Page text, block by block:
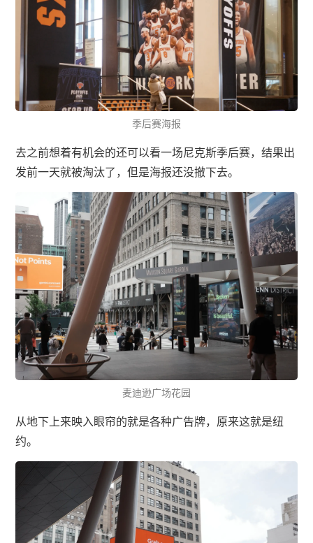
季后赛海报
去之前想着有机会的还可以看一场尼克斯季后赛，结果出
发前一天就被淘汰了，但是海报还没撤下去。
麦迪逊广场花园
从地下上来映入眼帘的就是各种广告牌，原来这就是纽
约。